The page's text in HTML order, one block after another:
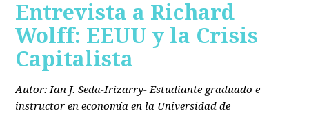
Entrevista a Richard
Wolff: EEUU y la Crisis
Capitalista
Autor: Ian J. Seda-Irizarry- Estudiante graduado e
instructor en economía en la Universidad de